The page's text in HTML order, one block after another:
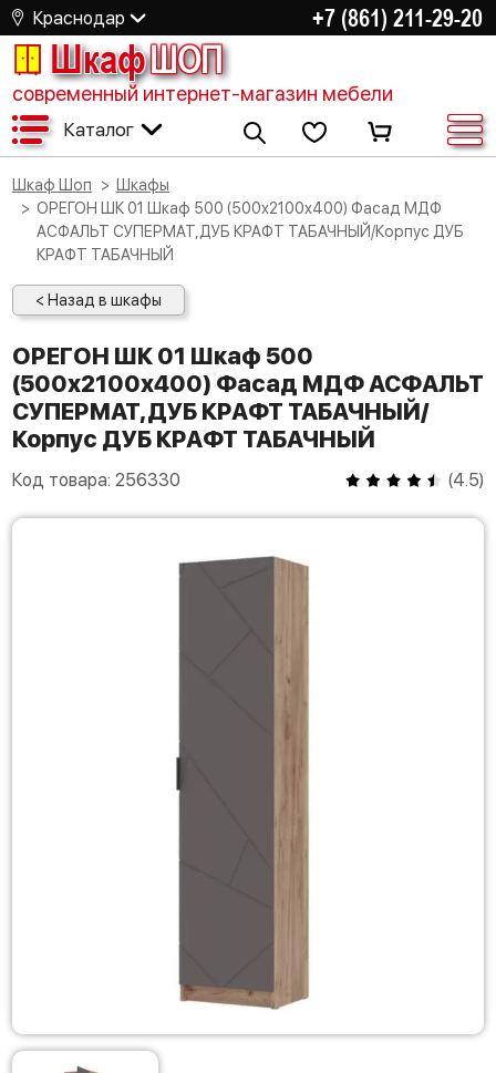
Краснодар +7 (861) 211-29-20
ШкафШОП
современный интернет-магазин мебели
Каталог
Шкаф Шоп
Шкафы
ОРЕГОН ШК 01 Шкаф 500 (500х2100х400) Фасад МДФ
АСФАЛЬТ СУПЕРМАТ,ДУБ КРАФТ ТАБАЧНЫЙ/Корпус ДУБ
КРАФТ ТАБАЧНЫЙ
< Назад в шкафы
ОРЕГОН ШК 01 Шкаф 500
(500х2100х400) Фасад МДФ АСФАЛЬТ
СУПЕРМАТ,ДУБ КРАФТ ТАБАЧНЫЙ/
Корпус ДУБ КРАФТ ТАБАЧНЫЙ
Код товара: 256330 (4.5)